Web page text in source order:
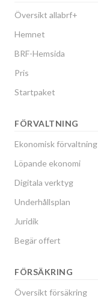
Översikt allabrf+
Hemnet
BRF-Hemsida
Pris
Startpaket
FÖRVALTNING
Ekonomisk förvaltning
Löpande ekonomi
Digitala verktyg
Underhållsplan
Juridik
Begär offert
FÖRSÄKRING
Översikt försäkring